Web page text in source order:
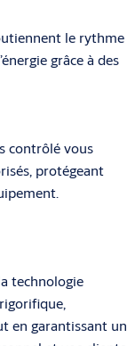
le rythme
grâce à des
contrôlé vous
protégeant
technologie
en garantissant un